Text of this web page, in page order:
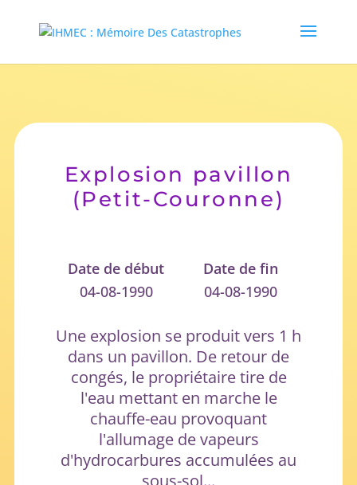
Explosion pavillon
(Petit-Couronne)
Date de début
04-08-1990
Date de fin
04-08-1990
Une explosion se produit vers 1 h
dans un pavillon. De retour de
congés, le propriétaire tire de
l'eau mettant en marche le
chauffe-eau provoquant
l'allumage de vapeurs
d'hydrocarbures accumulées au
sous-sol...